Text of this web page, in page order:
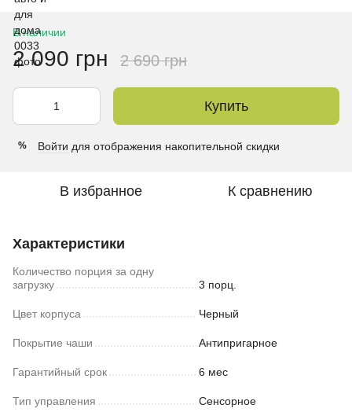
В наличии
2 090 грн 2 690 грн
Купить
% Войти для отображения накопительной скидки
В избранное К сравнению
Характеристики
Количество порция за одну
загрузку
3 порц.
Цвет корпуса Черный
Покрытие чаши Антипригарное
Гарантийный срок 6 мес
Тип управления Сенсорное